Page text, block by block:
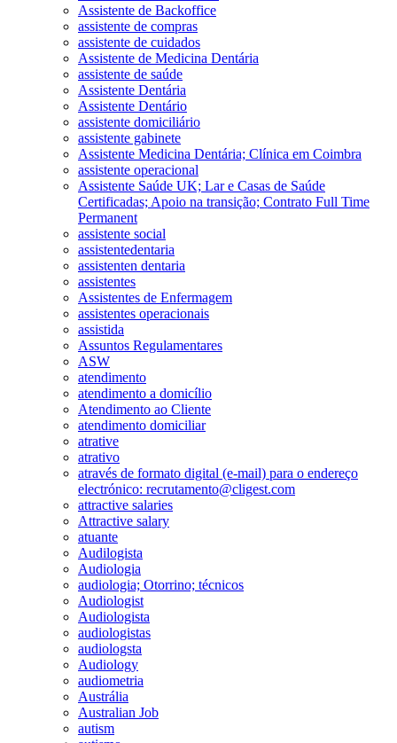
Assistente de Backoffice
assistente de compras
assistente de cuidados
Assistente de Medicina Dentária
assistente de saúde
Assistente Dentária
Assistente Dentário
assistente domiciliário
assistente gabinete
Assistente Medicina Dentária; Clínica em Coimbra
assistente operacional
Assistente Saúde UK; Lar e Casas de Saúde
Certificadas; Apoio na transição; Contrato Full Time
Permanent
assistente social
assistentedentaria
assistenten dentaria
assistentes
Assistentes de Enfermagem
assistentes operacionais
assistida
Assuntos Regulamentares
ASW
atendimento
atendimento a domicílio
Atendimento ao Cliente
atendimento domiciliar
atrative
atrativo
através de formato digital (e-mail) para o endereço
electrónico: recrutamento@cligest.com
attractive salaries
Attractive salary
atuante
Audilogista
Audiologia
audiologia; Otorrino; técnicos
Audiologist
Audiologista
audiologistas
audiologsta
Audiology
audiometria
Austrália
Australian Job
autism